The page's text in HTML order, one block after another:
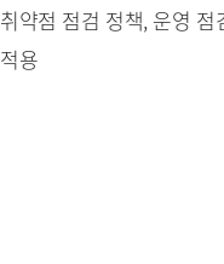
취약점 점검 정책, 운영
적용